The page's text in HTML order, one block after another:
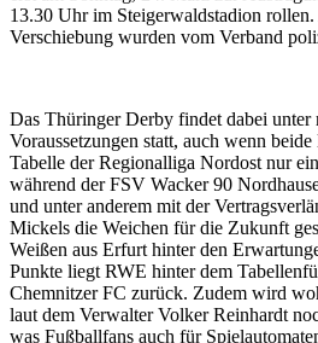
13.30 Uhr im Steigerwaldstadion
Verschiebung wurden vom Verband
Das Thüringer Derby findet dabei unter
Voraussetzungen statt, auch wenn
Tabelle der Regionalliga Nordost nur
während der FSV Wacker 90
und unter anderem mit der
Mickels die Weichen für die Zukunft
Weißen aus Erfurt hinter den
Punkte liegt RWE hinter dem
Chemnitzer FC zurück. Zudem wird
laut dem Verwalter Volker Reinhardt
was Fußballfans auch für